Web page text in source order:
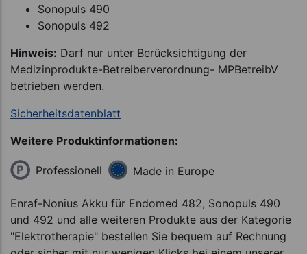
Sonopuls 490
Sonopuls 492
Hinweis: Darf nur unter Berücksichtigung der
Medizinprodukte-Betreiberverordnung- MPBetreibV
betrieben werden.
Sicherheitsdatenblatt
Weitere Produktinformationen:
Professionell Made in Europe
Enraf-Nonius Akku für Endomed 482, Sonopuls 490
und 492 und alle weiteren Produkte aus der Kategorie
"Elektrotherapie" bestellen Sie bequem auf Rechnung